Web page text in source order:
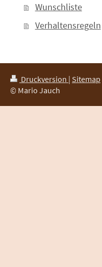
Wunschliste
Verhaltensregeln
Druckversion | Sitemap
© Mario Jauch